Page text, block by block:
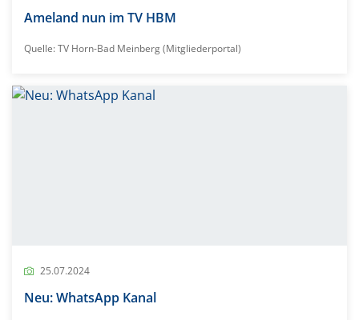
Ameland nun im TV HBM
Quelle: TV Horn-Bad Meinberg (Mitgliederportal)
25.07.2024
Neu: WhatsApp Kanal